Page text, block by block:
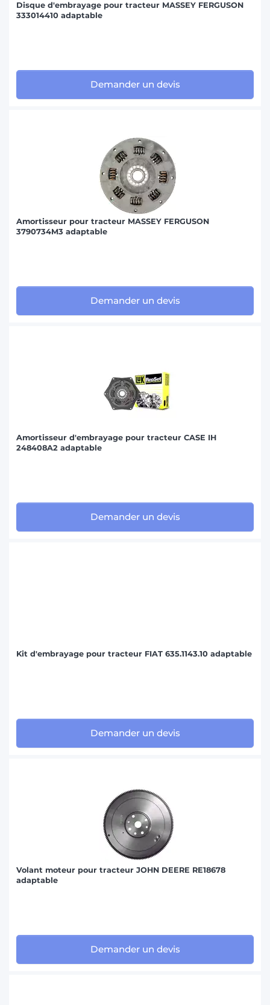
Disque d'embrayage pour tracteur MASSEY FERGUSON
333014410 adaptable
Demander un devis
Amortisseur pour tracteur MASSEY FERGUSON
3790734M3 adaptable
Demander un devis
Amortisseur d'embrayage pour tracteur CASE IH
248408A2 adaptable
Demander un devis
Kit d'embrayage pour tracteur FIAT 635.1143.10 adaptable
Demander un devis
Volant moteur pour tracteur JOHN DEERE RE18678
adaptable
Demander un devis